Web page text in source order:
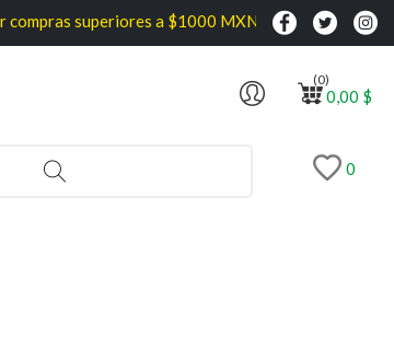
superiores a $1000 MXN
0,00 $
(0)
0